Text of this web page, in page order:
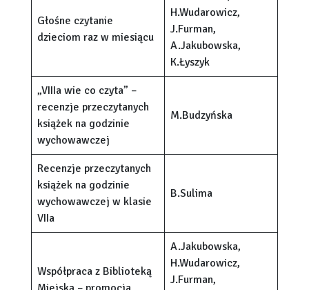
Głośne czytanie
dzieciom raz w miesiącu
H.Wudarowicz,
J.Furman,
A.Jakubowska,
K.Łyszyk
„VIIIa wie co czyta” –
recenzje przeczytanych
książek na godzinie
wychowawczej
M.Budzyńska
Recenzje przeczytanych
książek na godzinie
wychowawczej w klasie
VIIa
B.Sulima
Współpraca z Biblioteką
A.Jakubowska,
H.Wudarowicz,
J.Furman,